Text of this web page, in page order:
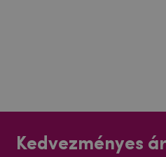
Kedvezményes